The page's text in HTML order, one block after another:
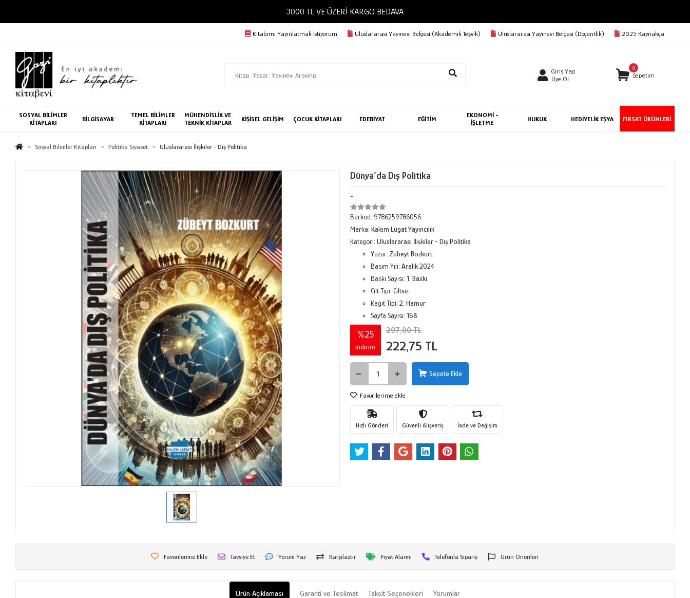
3000 TL VE ÜZERİ KARGO BEDAVA
Kitabımı Yayınlatmak İstiyorum Uluslararası Yayınevi Belgesi (Akademik Teşvik) Uluslararası Yayınevi Belgesi (Doçentlik) 2025 Kaynakça
Giriş Yap
Üye Ol
0
Sepetim
SOSYAL BİLİMLER
KİTAPLARI
BİLGİSAYAR
TEMEL BİLİMLER
KİTAPLARI
MÜHENDİSLİK VE
TEKNİK KİTAPLAR
KİŞİSEL GELİŞİM ÇOCUK KİTAPLARI EDEBİYAT EĞİTİM
EKONOMİ -
İŞLETME
HUKUK HEDİYELİK EŞYA FIRSAT ÜRÜNLERİ
Sosyal Bilimler Kitapları Politika Siyaset Uluslararası İlişkiler - Dış Politika
Dünya’da Dış Politika
-
Barkod: 9786259786056
Marka: Kalem Lügat Yayıncılık
Kategori: Uluslararası İlişkiler - Dış Politika
Yazar: Zübeyt Bozkurt
Basım Yılı: Aralık 2024
Baskı Sayısı: 1. Baskı
Cilt Tipi: Ciltsiz
Kağıt Tipi: 2. Hamur
Sayfa Sayısı: 168
%25
indirim
297,00 TL
222,75 TL
Sepete Ekle
Favorilerime ekle
Hızlı Gönderi Güvenli Alışveriş İade ve Değişim
Favorilerime Ekle Tavsiye Et Yorum Yaz Karşılaştır Fiyat Alarmı Telefonla Sipariş Ürün Önerileri
Ürün Açıklaması Garanti ve Teslimat Taksit Seçenekleri Yorumlar